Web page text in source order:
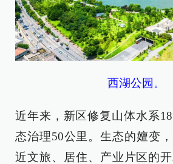
西湖公园。
近年来，新区修复山体水系
态治理50公里。生态的嬗变
近文旅、居住、产业片区的